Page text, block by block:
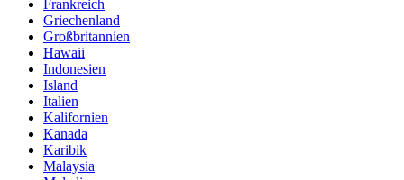
Frankreich
Griechenland
Großbritannien
Hawaii
Indonesien
Island
Italien
Kalifornien
Kanada
Karibik
Malaysia